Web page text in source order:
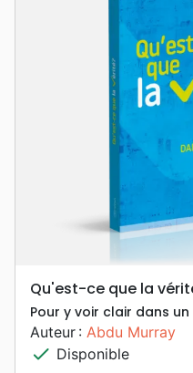
Qu'est-ce que la
Pour y voir clair dans
Auteur : Abdu Murray
check Disponible